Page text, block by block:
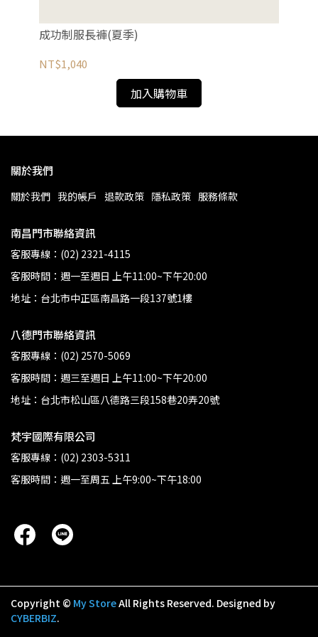
成功制服長褲(夏季)
NT$1,040
加入購物車
關於我們
關於我們 我的帳戶 退款政策 隱私政策 服務條款
南昌門市聯絡資訊
客服專線：(02) 2321-4115
客服時間：週一至週日 上午11:00~下午20:00
地址：台北市中正區南昌路一段137號1樓
八德門市聯絡資訊
客服專線：(02) 2570-5069
客服時間：週三至週日 上午11:00~下午20:00
地址：台北市松山區八德路三段158巷20弄20號
梵宇國際有限公司
客服專線：(02) 2303-5311
客服時間：週一至周五 上午9:00~下午18:00
Copyright © My StoreAll Rights Reserved. Designed by
CYBERBIZ.